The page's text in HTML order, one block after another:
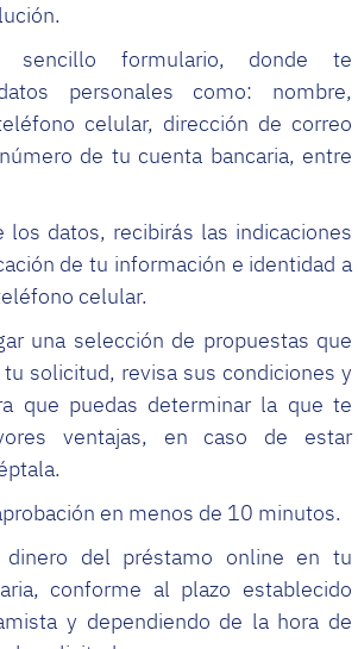
sencillo formulario, donde te
personales como: nombre,
celular, dirección de correo
de tu cuenta bancaria, entre
los datos, recibirás las indicaciones
de tu información e identidad a
celular.
una selección de propuestas que
tu solicitud, revisa sus condiciones y
que puedas determinar la que te
ventajas, en caso de estar
en menos de 10 minutos.
dinero del préstamo online en tu
conforme al plazo establecido
y dependiendo de la hora de